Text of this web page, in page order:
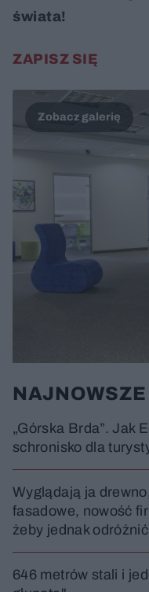
świata!
ZAPISZ SIĘ
NAJNOWSZE
„Górska Brda”. Jak
schronisko dla
Wyglądają ja
fasadowe, nowość
żeby jednak
646 metrów stali i